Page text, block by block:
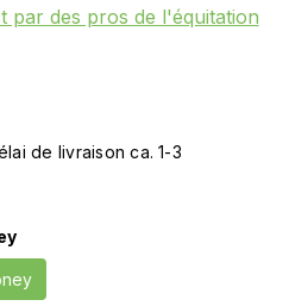
par des pros de l'équitation
de livraison ca. 1-3